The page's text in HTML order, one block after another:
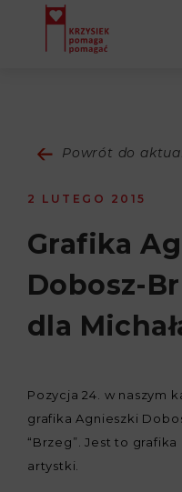
NAPISALI O NAS
GALERIA
DZIAŁALNOŚĆ
NASI BENEFICJENCI
SULEJMAN
KONTAKT
REJESTRACJA
Powrót do
2 LUTEGO 2015
Grafika
Dobosz-
dla
Pozycja 24. w naszym
grafika Agnieszki
“Brzeg”. Jest to
artystki.